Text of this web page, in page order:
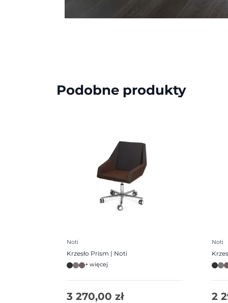
Podobne produkty
Noti
Krzesło Prism | Noti
+ więcej
3 270,00 zł
Noti
2